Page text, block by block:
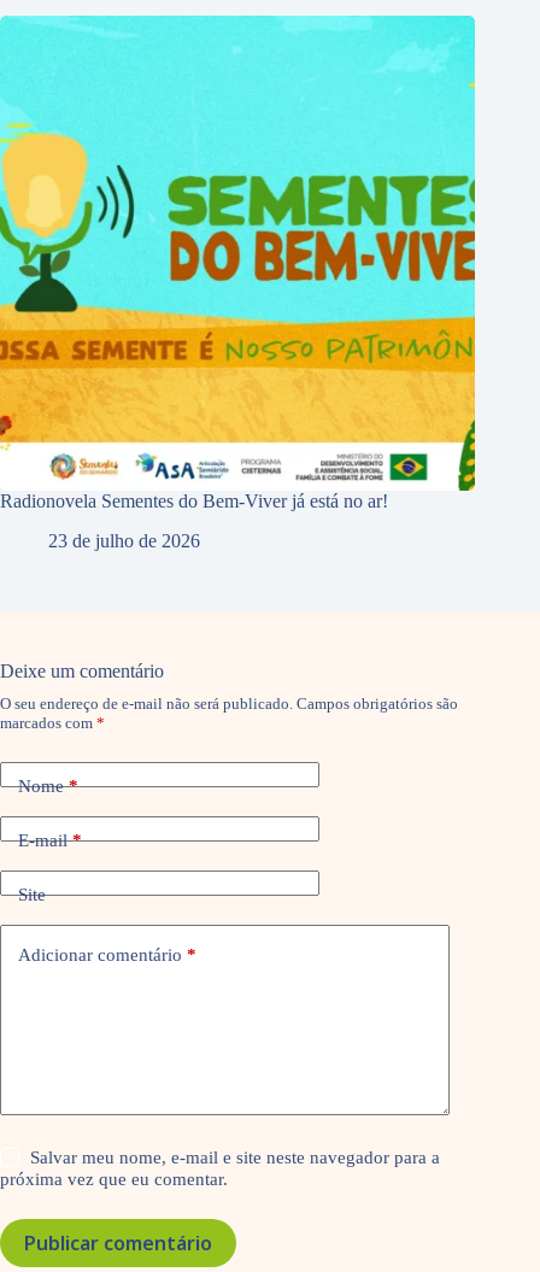
Radionovela Sementes do Bem-Viver já está no ar!
23 de julho de 2026
Deixe um comentário
O seu endereço de e-mail não será publicado. Campos obrigatórios são
marcados com *
Nome*
E-mail*
Site
Adicionar comentário *
Salvar meu nome, e-mail e site neste navegador para a
próxima vez que eu comentar.
Publicar comentário